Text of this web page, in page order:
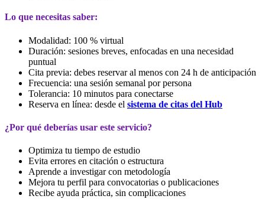
Lo que necesitas saber:
Modalidad: 100 % virtual
Duración: sesiones breves, enfocadas en una necesidad
puntual
Cita previa: debes reservar al menos con 24 h de anticipación
Frecuencia: una sesión semanal por persona
Tolerancia: 10 minutos para conectarse
Reserva en línea: desde el sistema de citas del Hub
¿Por qué deberías usar este servicio?
Optimiza tu tiempo de estudio
Evita errores en citación o estructura
Aprende a investigar con metodología
Mejora tu perfil para convocatorias o publicaciones
Recibe ayuda práctica, sin complicaciones